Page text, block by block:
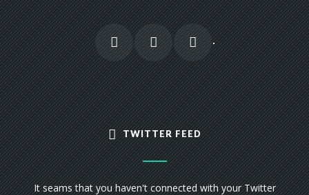
TWITTER FEED
It seams that you haven't connected with your Twitter